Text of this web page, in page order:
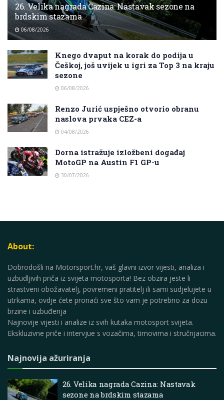
26. Velika nagrada Cazina: Nastavak sezone na
brdskim stazama
06/08/2026
Knego dvaput na korak do podija u
Češkoj, još uvijek u igri za Top 3 na kraju
sezone
06/08/2026
Renzo Jurić uspješno otvorio obranu
naslova prvaka CEZ-a
04/08/2026
Dorna istražuje izložbeni događaj
MotoGP na Austin F1 GP-u
30/07/2026
About:
Dobrodošli na Motorsport.hr, vaš glavni izvor vijesti, analiza i
uzbudljivih priča iz svijeta motosporta! Bez obzira jeste li
strastveni obožavatelj, povremeni pratitelj ili sami sudjelujete u
utrkama, ovdje ćete pronaći sve što vam je potrebno za dozu
brzine i uzbuđenja
Najnovije vijesti i analize iz svih kutaka motosport svijeta.
Ekskluzivne priče i intervjue s vozačima, timovima i stručnjacima.
Najnovija ažuriranja
26. Velika nagrada Cazina: Nastavak
sezone na brdskim stazama